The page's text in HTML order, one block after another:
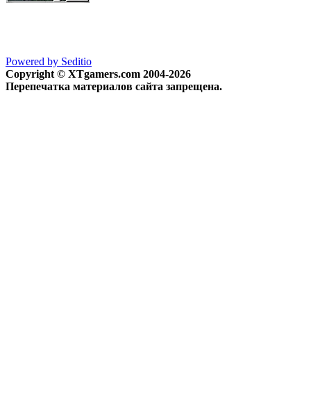
Powered by Seditio
Copyright © XTgamers.com 2004-2026
Перепечатка материалов сайта запрещена.